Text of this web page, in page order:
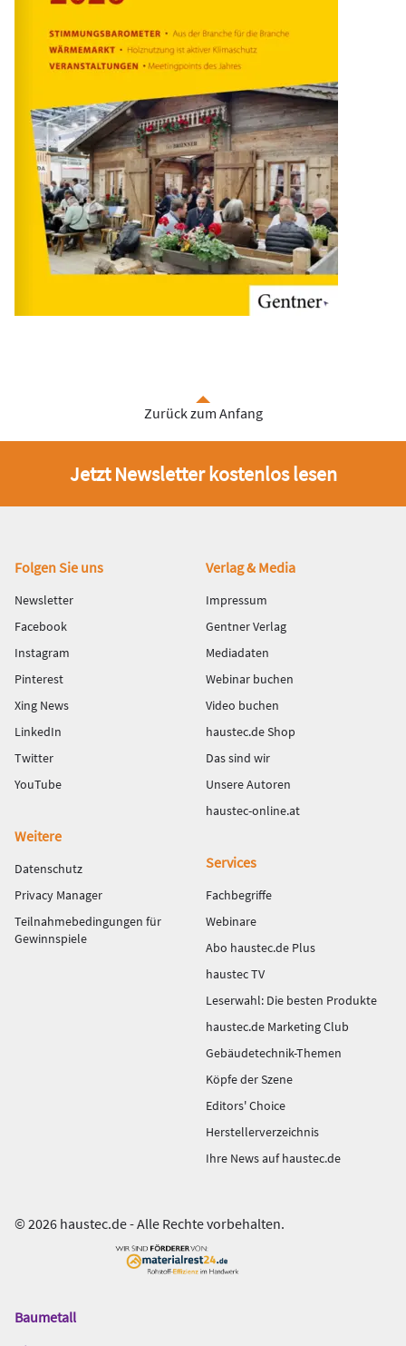
Zurück zum Anfang
Jetzt Newsletter kostenlos lesen
Fußbereich
Folgen Sie uns
Newsletter
Facebook
Instagram
Pinterest
Xing News
LinkedIn
Twitter
YouTube
Verlag & Media
Impressum
Gentner Verlag
Mediadaten
Webinar buchen
Video buchen
haustec.de Shop
Das sind wir
Unsere Autoren
haustec-online.at
Weitere
Datenschutz
Privacy Manager
Teilnahmebedingungen für
Gewinnspiele
Services
Fachbegriffe
Webinare
Abo haustec.de Plus
haustec TV
Leserwahl: Die besten Produkte
haustec.de Marketing Club
Gebäudetechnik-Themen
Köpfe der Szene
Editors' Choice
Herstellerverzeichnis
Ihre News auf haustec.de
© 2026 haustec.de - Alle Rechte vorbehalten.
Das
Baumetall